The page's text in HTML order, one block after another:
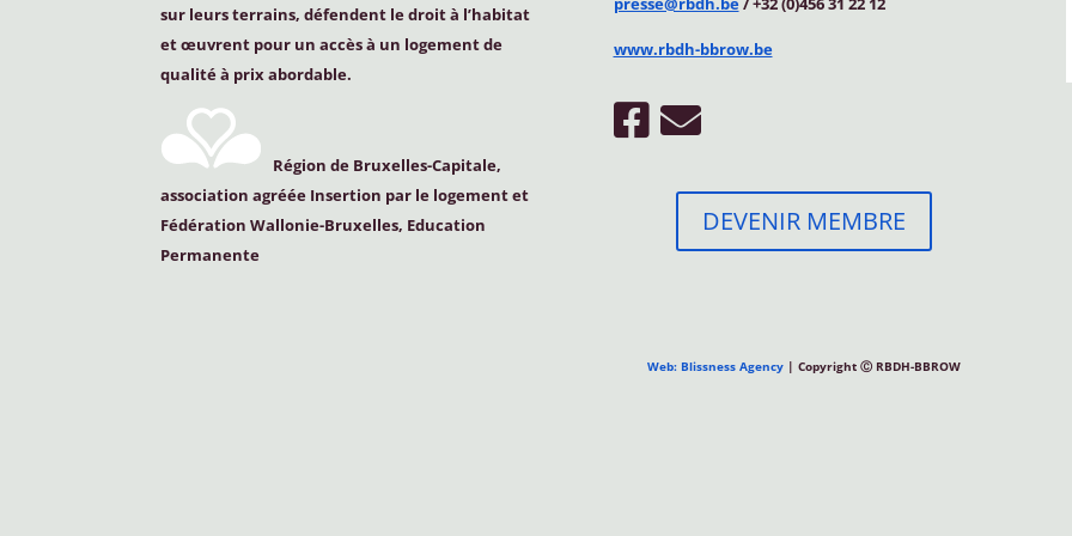
sur leurs terrains, défendent le droit à l’habitat
et œuvrent pour un accès à un logement de
qualité à prix abordable.
Région de Bruxelles-Capitale,
association agréée Insertion par le logement et
Fédération Wallonie-Bruxelles, Education
Permanente
www.rbdh-bbrow.be
DEVENIR MEMBRE
Web: Blissness Agency | Copyright Ⓒ RBDH-BBROW